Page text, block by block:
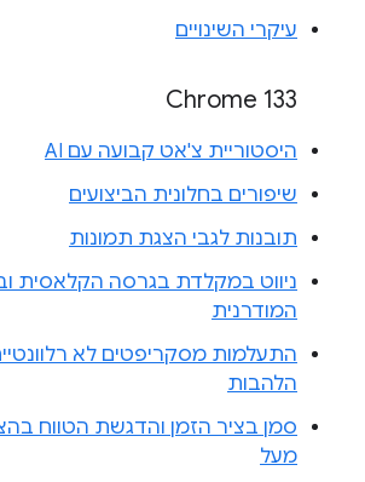
עיקרי השינויים
Chrome 133
היסטוריית צ'אט קבועה עם AI
שיפורים בחלונית הביצועים
תובנות לגבי הצגת תמונות
ניווט במקלדת בגרסה הקלאסית
המודרנית
התעלמות מסקריפטים לא
הלהבות
סמן בציר הזמן והדגשת הטווח
מעל